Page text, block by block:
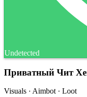
Undetected
Приватный Чит
Visuals · Aimbot · Loot